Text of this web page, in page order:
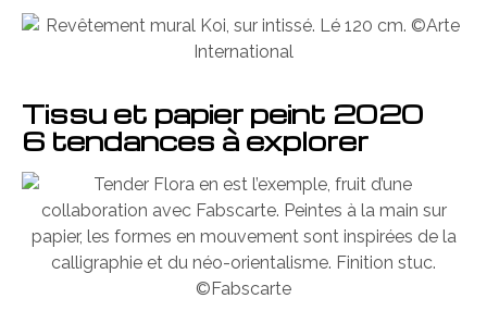
Tissu et papier peint 2020
6 tendances à explorer